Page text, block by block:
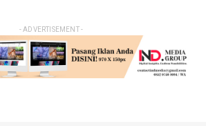
- ADVERTISEMENT -